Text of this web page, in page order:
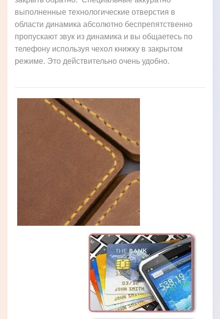
выполненные технологические отверстия в
области динамика абсолютно беспрепятственно
пропускают звук из динамика и вы общаетесь по
телефону используя чехол книжку в закрытом
режиме. Это действительно очень удобно.